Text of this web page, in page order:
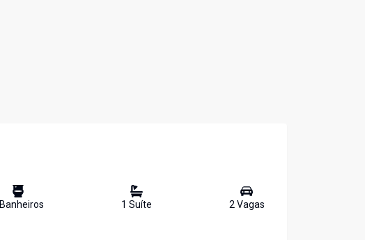
Banheiros 1 Suíte 2Vagas